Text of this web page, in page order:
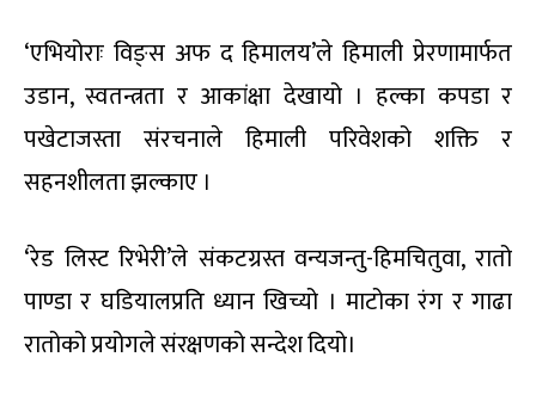
‘एभियोराः विङ्स अफ द हिमालय’ले हिमाली प्रेरणामार्फत
उडान, स्वतन्त्रता र आकांक्षा देखायो । हल्का कपडा र
पखेटाजस्ता संरचनाले हिमाली परिवेशको शक्ति र
सहनशीलता झल्काए ।
‘रेड लिस्ट रिभेरी’ले संकटग्रस्त वन्यजन्तु-हिमचितुवा, रातो
पाण्डा र घडियालप्रति ध्यान खिच्यो । माटोका रंग र गाढा
रातोको प्रयोगले संरक्षणको सन्देश दियो।